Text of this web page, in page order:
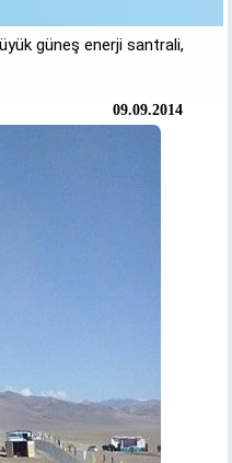
güneş enerji santrali,
09.09.2014